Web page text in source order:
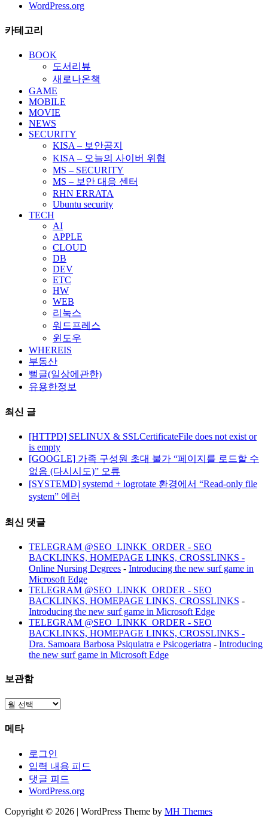
WordPress.org
카테고리
BOOK
도서리뷰
새로나온책
GAME
MOBILE
MOVIE
NEWS
SECURITY
KISA – 보안공지
KISA – 오늘의 사이버 위협
MS – SECURITY
MS – 보안 대응 센터
RHN ERRATA
Ubuntu security
TECH
AI
APPLE
CLOUD
DB
DEV
ETC
HW
WEB
리눅스
워드프레스
윈도우
WHEREIS
부동산
뻘글(일상에관한)
유용한정보
최신 글
[HTTPD] SELINUX & SSLCertificateFile does not exist or
is empty
[GOOGLE] 가족 구성원 초대 불가 “페이지를 로드할 수
없음 (다시시도)” 오류
[SYSTEMD] systemd + logrotate 환경에서 “Read-only file
system” 에러
최신 댓글
TELEGRAM @SEO_LINKK_ORDER - SEO
BACKLINKS, HOMEPAGE LINKS, CROSSLINKS -
Online Nursing Degrees - Introducing the new surf game in
Microsoft Edge
TELEGRAM @SEO_LINKK_ORDER - SEO
BACKLINKS, HOMEPAGE LINKS, CROSSLINKS -
Introducing the new surf game in Microsoft Edge
TELEGRAM @SEO_LINKK_ORDER - SEO
BACKLINKS, HOMEPAGE LINKS, CROSSLINKS -
Dra. Samoara Barbosa Psiquiatra e Psicogeriatra - Introducing
the new surf game in Microsoft Edge
보관함
보
함
메타
로그인
입력 내용 피드
댓글 피드
WordPress.org
Copyright © 2026 | WordPress Theme by MH Themes